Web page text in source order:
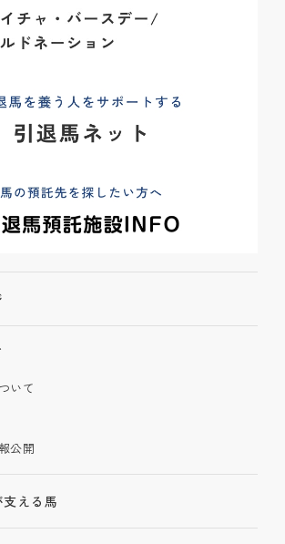
いて
公開
える馬